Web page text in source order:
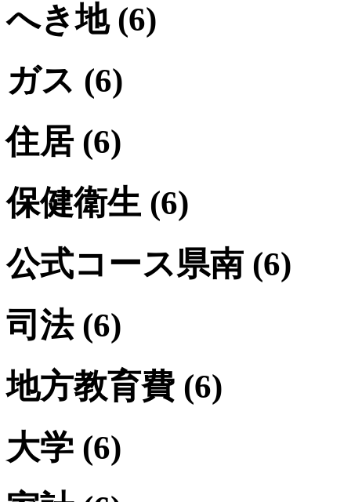
へき地 (6)
ガス (6)
住居 (6)
保健衛生 (6)
公式コース県南 (6)
司法 (6)
地方教育費 (6)
大学 (6)